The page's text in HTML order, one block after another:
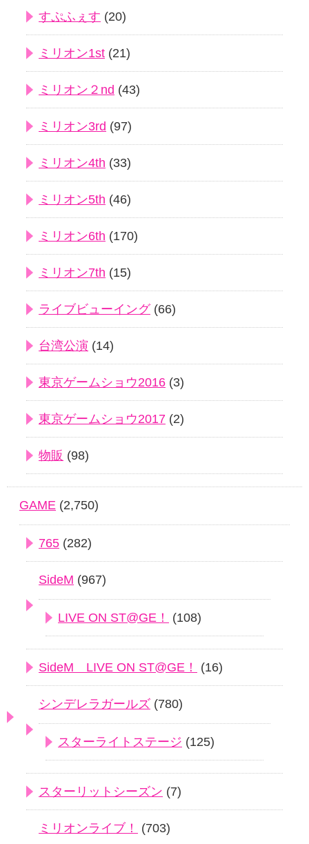
すぷふぇす (20)
ミリオン1st (21)
ミリオン２nd (43)
ミリオン3rd (97)
ミリオン4th (33)
ミリオン5th (46)
ミリオン6th (170)
ミリオン7th (15)
ライブビューイング(66)
台湾公演 (14)
東京ゲームショウ2016 (3)
東京ゲームショウ2017 (2)
物販 (98)
GAME (2,750)
765 (282)
SideM (967)
LIVE ON ST@GE！ (108)
SideM LIVE ON ST@GE！ (16)
シンデレラガールズ (780)
スターライトステージ (125)
スターリットシーズン (7)
ミリオンライブ！ (703)